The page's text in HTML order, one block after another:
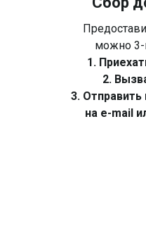
можно 3-
1.
2.
3.
на e-mail